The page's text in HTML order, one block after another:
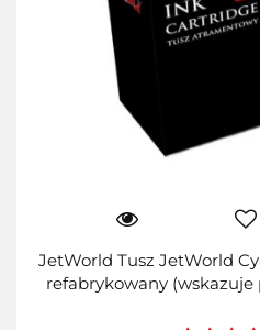
JetWorld Tusz JetWorld
refabrykowany (wskazuje